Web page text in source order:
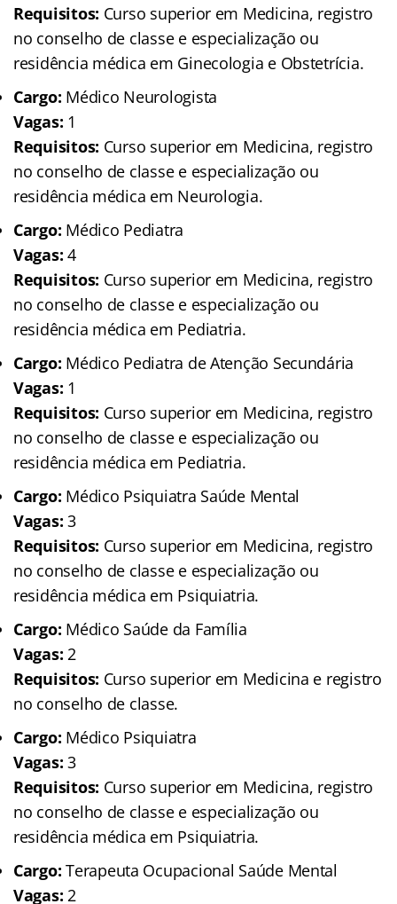
Requisitos: Curso superior em Medicina, registro
no conselho de classe e especialização ou
residência médica em Ginecologia e Obstetrícia.
Cargo: Médico Neurologista
Vagas: 1
Requisitos: Curso superior em Medicina, registro
no conselho de classe e especialização ou
residência médica em Neurologia.
Cargo: Médico Pediatra
Vagas: 4
Requisitos: Curso superior em Medicina, registro
no conselho de classe e especialização ou
residência médica em Pediatria.
Cargo: Médico Pediatra de Atenção Secundária
Vagas: 1
Requisitos: Curso superior em Medicina, registro
no conselho de classe e especialização ou
residência médica em Pediatria.
Cargo: Médico Psiquiatra Saúde Mental
Vagas: 3
Requisitos: Curso superior em Medicina, registro
no conselho de classe e especialização ou
residência médica em Psiquiatria.
Cargo: Médico Saúde da Família
Vagas: 2
Requisitos: Curso superior em Medicina e registro
no conselho de classe.
Cargo: Médico Psiquiatra
Vagas: 3
Requisitos: Curso superior em Medicina, registro
no conselho de classe e especialização ou
residência médica em Psiquiatria.
Cargo: Terapeuta Ocupacional Saúde Mental
Vagas: 2